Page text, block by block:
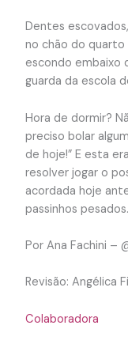
Dentes
no chão do quarto
escondo embaixo
guarda da escola
Hora de dormir?
preciso bolar
de hoje!” E esta
resolver jogar o
acordada hoje
passinhos
Por Ana Fachini –
Revisão: Angélica
Colaboradora